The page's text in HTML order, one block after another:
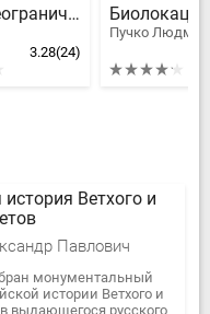
Книга неограниченных возможностей. 9 доступных экспериментов
3.28(24)
Ветхого и
Павлович
монументальный
истории Ветхого и
выдающегося русского